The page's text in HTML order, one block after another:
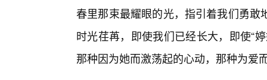
春里那束最耀眼的光，指引着我们勇
时光荏苒，即使我们已经长大，即使“
那种因为她而激荡起的心动，那种为爱